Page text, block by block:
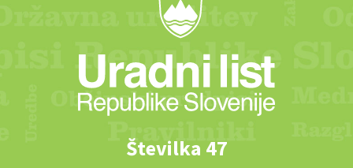
Številka 47